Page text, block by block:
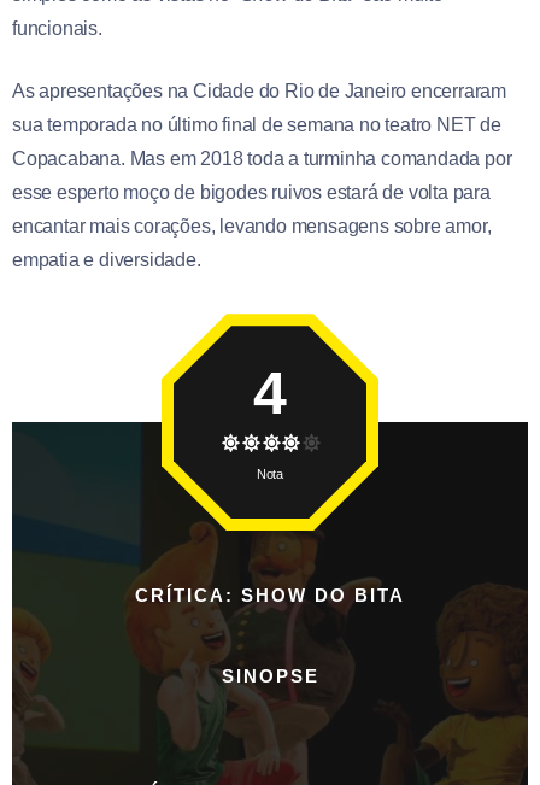
funcionais.
As apresentações na Cidade do Rio de Janeiro encerraram
sua temporada no último final de semana no teatro NET de
Copacabana. Mas em 2018 toda a turminha comandada por
esse esperto moço de bigodes ruivos estará de volta para
encantar mais corações, levando mensagens sobre amor,
empatia e diversidade.
CRÍTICA: SHOW DO BITA
SINOPSE
4
Nota